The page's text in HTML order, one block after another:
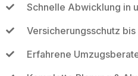
Schnelle Abwicklung in
Versicherungsschutz
Erfahrene